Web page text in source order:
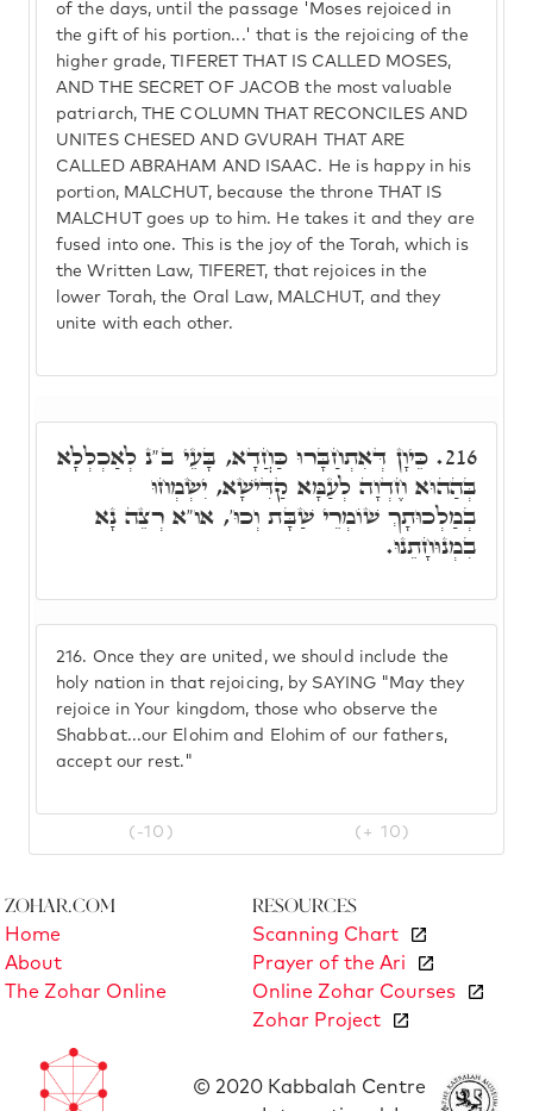
of the days, until the passage 'Moses rejoiced in
the gift of his portion...' that is the rejoicing of the
higher grade, TIFERET THAT IS CALLED MOSES,
AND THE SECRET OF JACOB the most valuable
patriarch, THE COLUMN THAT RECONCILES AND
UNITES CHESED AND GVURAH THAT ARE
CALLED ABRAHAM AND ISAAC. He is happy in his
portion, MALCHUT, because the throne THAT IS
MALCHUT goes up to him. He takes it and they are
fused into one. This is the joy of the Torah, which is
the Written Law, TIFERET, that rejoices in the
lower Torah, the Oral Law, MALCHUT, and they
unite with each other.
216. Once they are united, we should include the
holy nation in that rejoicing, by SAYING "May they
rejoice in Your kingdom, those who observe the
Shabbat...our Elohim and Elohim of our fathers,
accept our rest."
216. כֵּיוָן דְּאִתְחַבָּרוּ כַּחֲדָא, בָּעֵי ב"נ לְאַכְלְלָא
בְּהַהוּא חֶדְוָה לְעַמָּא קַדִּישָׁא, יִשְׂמְחוּ
בְמַלְכוּתָךְ שׁוֹמְרֵי שַׁבָּת וְכוּ', או"א רְצֵה נָא
בִמְנוּחָתֵנוּ.
(-10) (+ 10)
Zohar.com
Home
About
The Zohar Online
Resources
Scanning Chart
Prayer of the Ari
Online Zohar Courses
Zohar Project
© 2020 Kabbalah Centre